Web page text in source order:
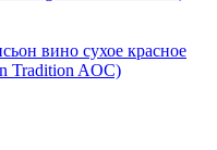
вино сухое красное
Tradition AOC)